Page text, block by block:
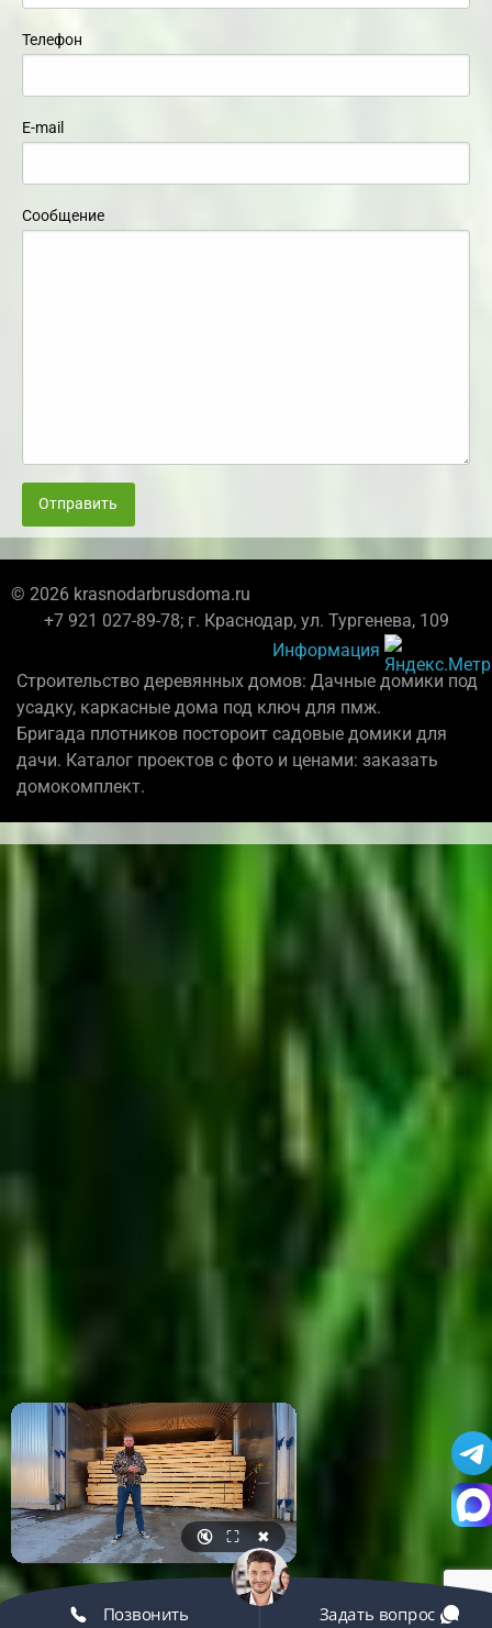
Телефон
E-mail
Сообщение
Отправить
© 2026 krasnodarbrusdoma.ru
+7 921 027-89-78; г. Краснодар, ул. Тургенева, 109
Информация
Строительство деревянных домов: Дачные домики под
усадку, каркасные дома под ключ для пмж.
Бригада плотников постороит садовые домики для
дачи. Каталог проектов с фото и ценами: заказать
домокомплект.
🔇 ⛶ ✖
Позвонить Задать вопрос